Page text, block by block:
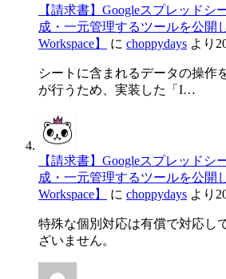
【請求書】Googleスプレッドシ
成・一元管理するツールを公開
Workspace】
に choppydays より
シートに含まれるデータの操作
が行うため、実装した「I…
【請求書】Googleスプレッドシ
成・一元管理するツールを公開
Workspace】
に choppydays より
特殊な個別対応は有償で対応し
ざいません。